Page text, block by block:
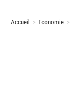
Accueil > Economie >